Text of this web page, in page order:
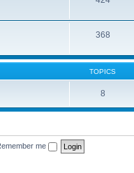
368
TOPICS
8
me